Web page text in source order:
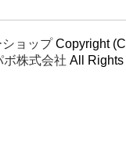
ョップCopyright
ボ株式会社 All Rights